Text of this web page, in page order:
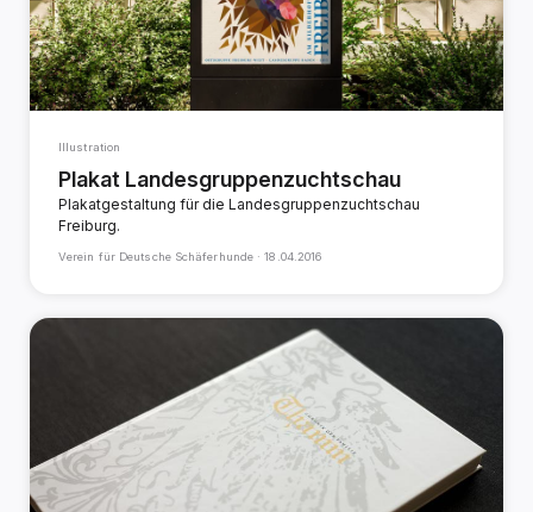
Illustration
Plakat Landesgruppenzuchtschau
Plakatgestaltung für die Landesgruppenzuchtschau
Freiburg.
Verein für Deutsche Schäferhunde ·18.04.2016